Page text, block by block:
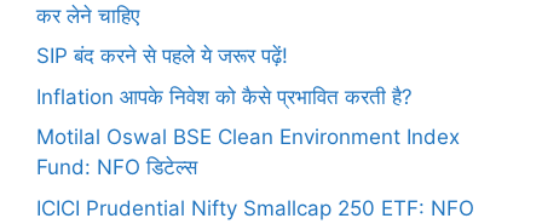
कर लेने चाहिए
SIP बंद करने से पहले ये जरूर पढ़ें!
Inflation आपके निवेश को कैसे प्रभावित करती है?
Motilal Oswal BSE Clean Environment Index
Fund: NFO डिटेल्स
ICICI Prudential Nifty Smallcap 250 ETF: NFO